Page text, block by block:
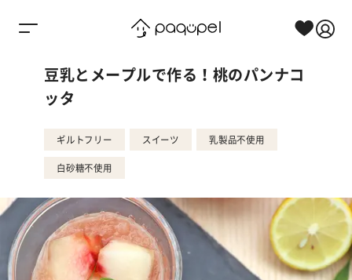
豆乳とメープルで作る！桃のパンナコ
ッタ
ギルトフリー スイーツ 乳製品不使用
白砂糖不使用